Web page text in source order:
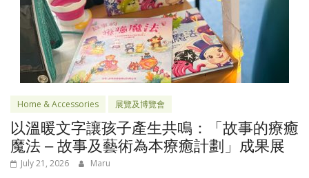
Home & Accessories 展覽及博覽會
以溫暖文字讓孩子產生共鳴：「故事的療癒
魔法 – 故事及藝術為本療癒計劃」成果展
July 21, 2026 Maru